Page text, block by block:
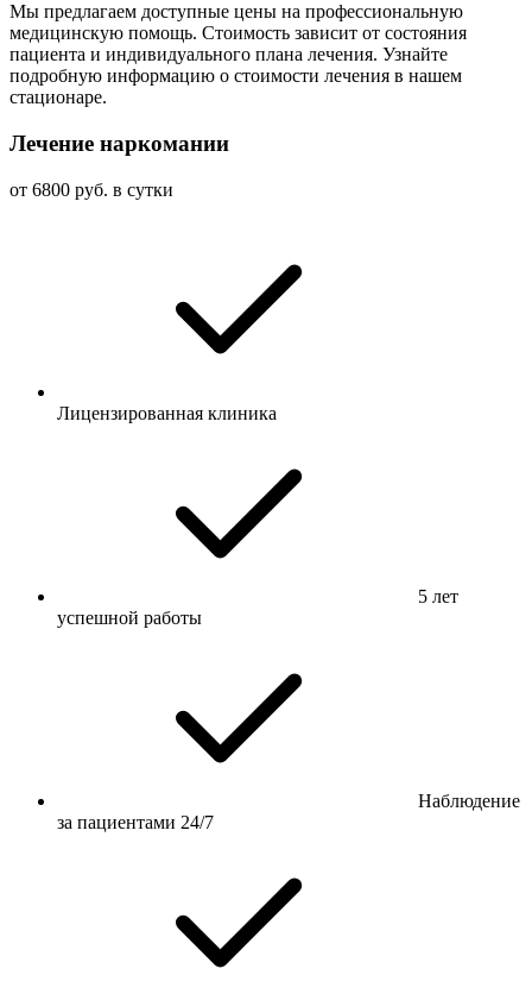
Мы предлагаем доступные цены на профессиональную
медицинскую помощь. Стоимость зависит от состояния
пациента и индивидуального плана лечения. Узнайте
подробную информацию о стоимости лечения в нашем
стационаре.
Лечение наркомании
от 6800 руб. в сутки
Лицензированная клиника
5 лет
успешной работы
Наблюдение
за пациентами 24/7